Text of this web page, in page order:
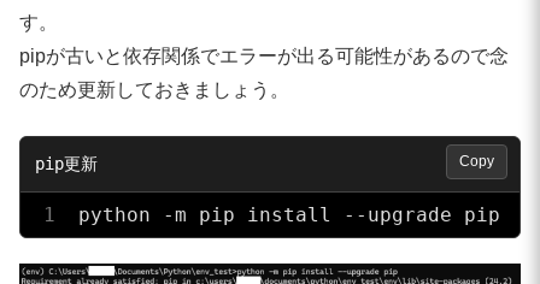
す。
pipが古いと依存関係でエラーが出る可能性があるので念
のため更新しておきましょう。
python -m pip install --upgrade pip
Copy